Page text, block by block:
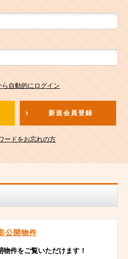
ら自動的にログイン
新規会員登録
ードをお忘れの方
公開物件
物件をご覧いただけます！